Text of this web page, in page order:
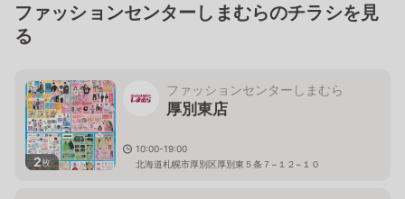
ファッションセンターしまむらのチラシを見
る
2枚
ファッションセンターしまむら
厚別東店
10:00-19:00
北海道札幌市厚別区厚別東５条７−１２−１０